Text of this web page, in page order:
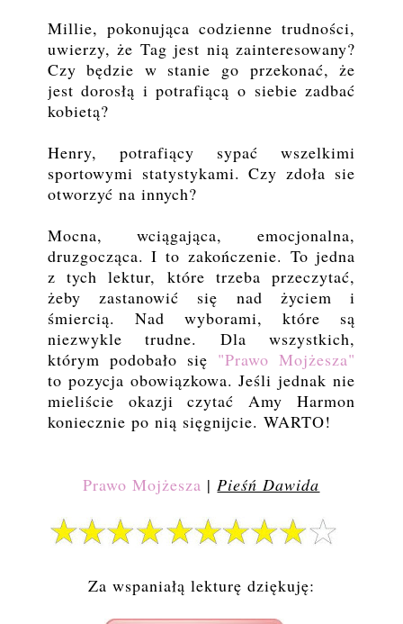
Millie, pokonująca codzienne trudności,
uwierzy, że Tag jest nią zainteresowany?
Czy będzie w stanie go przekonać, że
jest dorosłą i potrafiącą o siebie zadbać
kobietą?
Henry, potrafiący sypać wszelkimi
sportowymi statystykami. Czy zdoła sie
otworzyć na innych?
Mocna, wciągająca, emocjonalna,
druzgocząca. I to zakończenie. To jedna
z tych lektur, które trzeba przeczytać,
żeby zastanowić się nad życiem i
śmiercią. Nad wyborami, które są
niezwykle trudne. Dla wszystkich,
którym podobało się "Prawo Mojżesza"
to pozycja obowiązkowa. Jeśli jednak nie
mieliście okazji czytać Amy Harmon
koniecznie po nią sięgnijcie. WARTO!
Prawo Mojżesza |Pieśń Dawida
Za wspaniałą lekturę dziękuję: